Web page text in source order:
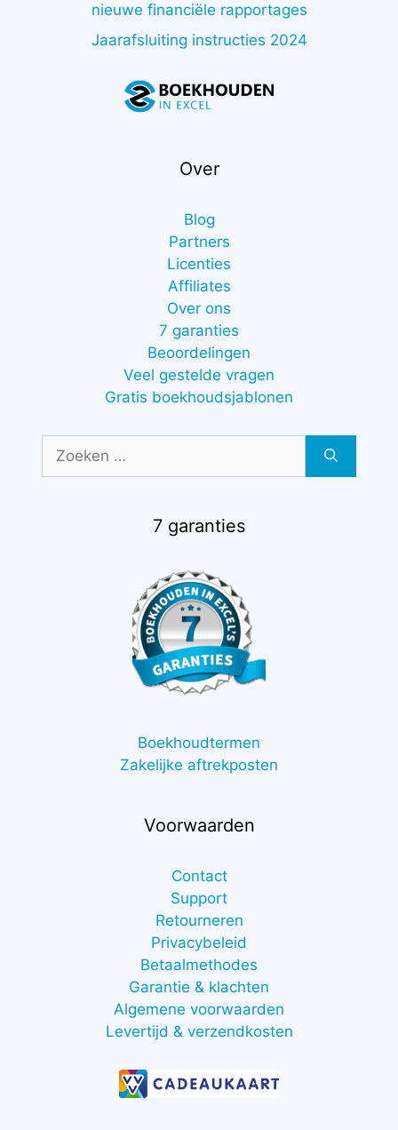
nieuwe financiële rapportages
Jaarafsluiting instructies 2024
Over
Blog
Partners
Licenties
Affiliates
Over ons
7 garanties
Beoordelingen
Veel gestelde vragen
Gratis boekhoudsjablonen
naar:
7 garanties
Boekhoudtermen
Zakelijke aftrekposten
Voorwaarden
Contact
Support
Retourneren
Privacybeleid
Betaalmethodes
Garantie & klachten
Algemene voorwaarden
Levertijd & verzendkosten
3,00